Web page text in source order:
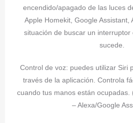
encendido/apagado de las luces
Apple Homekit, Google Assistant,
situación de buscar un interruptor
sucede.
Control de voz: puedes utilizar Siri
través de la aplicación. Controla
cuando tus manos están ocupadas.
– Alexa/Google